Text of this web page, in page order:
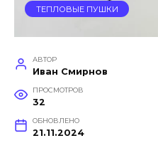
ТЕПЛОВЫЕ ПУШКИ
АВТОР
Иван Смирнов
ПРОСМОТРОВ
32
ОБНОВЛЕНО
21.11.2024